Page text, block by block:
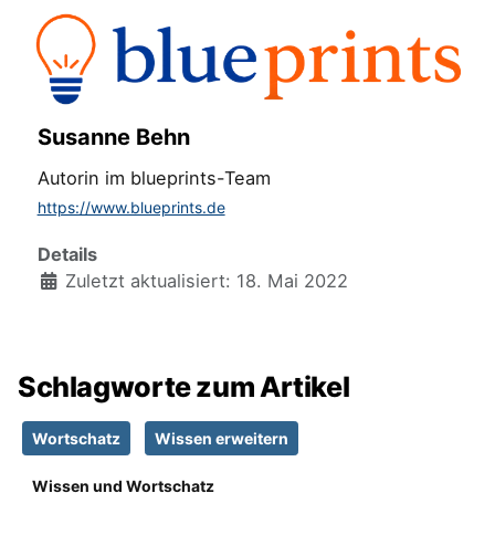
Susanne Behn
Autorin im blueprints-Team
https://www.blueprints.de
Details
Zuletzt aktualisiert: 18. Mai 2022
Schlagworte zum Artikel
Wortschatz Wissen erweitern
Wissen und Wortschatz